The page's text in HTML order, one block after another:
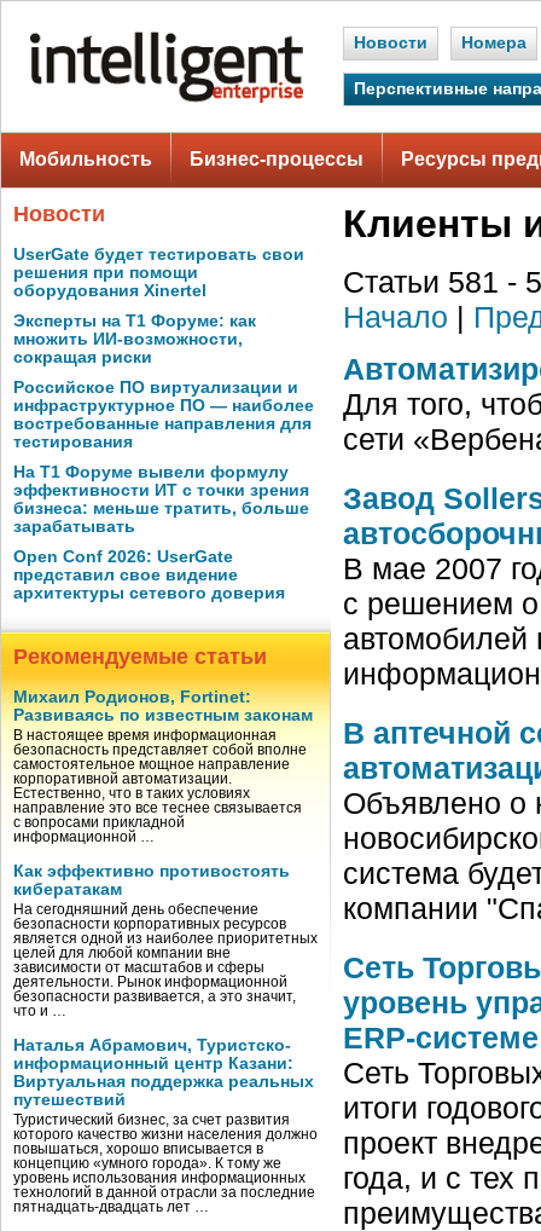
Новости Номера
Перспективные
Мобильность Бизнес-процессы Ресурсы
Новости
UserGate будет тестировать свои
решения при помощи
оборудования Xinertel
Эксперты на Т1 Форуме: как
множить ИИ-возможности,
сокращая риски
Российское ПО виртуализации и
инфраструктурное ПО — наиболее
востребованные направления для
тестирования
На Т1 Форуме вывели формулу
эффективности ИТ с точки зрения
бизнеса: меньше тратить, больше
зарабатывать
Open Conf 2026: UserGate
представил свое видение
архитектуры сетевого доверия
Рекомендуемые статьи
Михаил Родионов, Fortinet:
Развиваясь по известным законам
В настоящее время информационная
безопасность представляет собой вполне
самостоятельное мощное направление
корпоративной автоматизации.
Естественно, что в таких условиях
направление это все теснее связывается
с вопросами прикладной
информационной …
Как эффективно противостоять
кибератакам
На сегодняшний день обеспечение
безопасности корпоративных ресурсов
является одной из наиболее приоритетных
целей для любой компании вне
зависимости от масштабов и сферы
деятельности. Рынок информационной
безопасности развивается, а это значит,
что и …
Наталья Абрамович, Туристско-
информационный центр Казани:
Виртуальная поддержка реальных
путешествий
Туристический бизнес, за счет развития
которого качество жизни населения должно
повышаться, хорошо вписывается в
концепцию «умного города». К тому же
уровень использования информационных
технологий в данной отрасли за последние
пятнадцать-двадцать лет …
Клиенты
Статьи 581 -
Начало |
Для того,
сети
Завод
В мае 2007
с решением о
автомобилей
В аптечной
Объявлено о
система
компании
Сеть
уровень
ERP-системе
Сеть
итоги
проект
года, и с тех